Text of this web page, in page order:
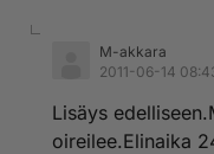
M-akkara
2011-06-14
Lisäys
oireilee.Elinaika